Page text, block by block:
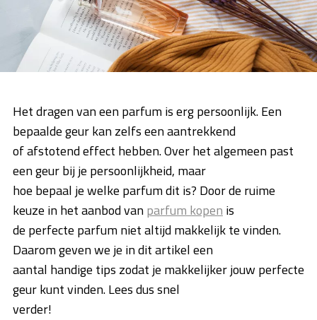
Het dragen van een parfum is erg persoonlijk. Een
bepaalde geur kan zelfs een aantrekkend
of afstotend effect hebben. Over het algemeen past
een geur bij je persoonlijkheid, maar
hoe bepaal je welke parfum dit is? Door de ruime
keuze in het aanbod vanparfum kopen is
de perfecte parfum niet altijd makkelijk te vinden.
Daarom geven we je in dit artikel een
aantal handige tips zodat je makkelijker jouw perfecte
geur kunt vinden. Lees dus snel
verder!